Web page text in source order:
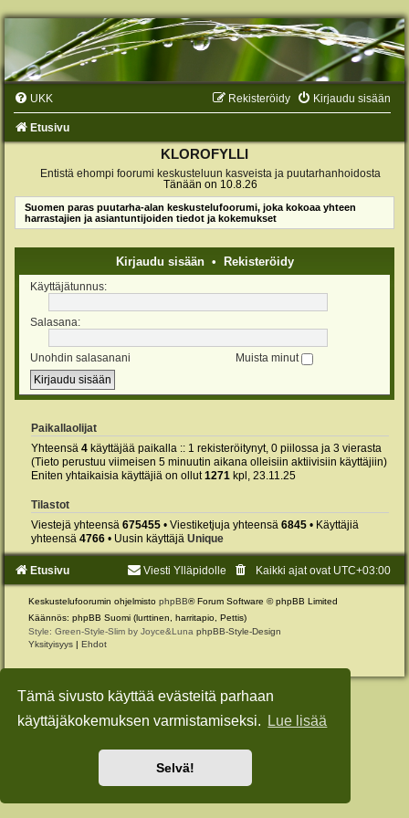
Tämä sivusto käyttää evästeitä parhaan
käyttäjäkokemuksen varmistamiseksi.
Lue lisää
Selvä!
UKK Kirjaudu sisään
Rekisteröidy
Etusivu
KLOROFYLLI
Entistä ehompi foorumi keskusteluun kasveista ja puutarhanhoidosta
Tänään on 10.8.26
Suomen paras puutarha-alan keskustelufoorumi, joka kokoaa yhteen
harrastajien ja asiantuntijoiden tiedot ja kokemukset
Kirjaudu sisään• Rekisteröidy
Käyttäjätunnus:
Salasana:
Unohdin salasanani Muista minut
Paikallaolijat
Yhteensä 4 käyttäjää paikalla :: 1 rekisteröitynyt, 0 piilossa ja 3 vierasta
(Tieto perustuu viimeisen 5 minuutin aikana olleisiin aktiivisiin käyttäjiin)
Eniten yhtaikaisia käyttäjiä on ollut1271 kpl, 23.11.25
Tilastot
Viestejä yhteensä 675455 • Viestiketjuja yhteensä 6845 • Käyttäjiä
yhteensä 4766 • Uusin käyttäjä Unique
Etusivu Kaikki ajat ovat UTC+03:00
Viesti Ylläpidolle
Keskustelufoorumin ohjelmisto phpBB® Forum Software © phpBB Limited
Käännös: phpBB Suomi (lurttinen, harritapio, Pettis)
Style: Green-Style-Slim by Joyce&Luna phpBB-Style-Design
Yksityisyys | Ehdot